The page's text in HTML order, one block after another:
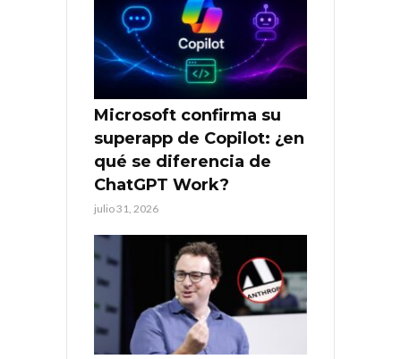
Microsoft confirma su
superapp de Copilot: ¿en
qué se diferencia de
ChatGPT Work?
julio 31, 2026